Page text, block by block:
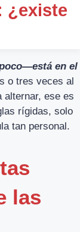
¿existe
en el
o tres veces al
alternar, ese es
rígidas, solo
tan personal.
las